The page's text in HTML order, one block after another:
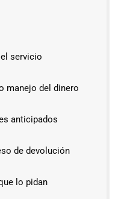
servicio
manejo del dinero
anticipados
de devolución
lo pidan